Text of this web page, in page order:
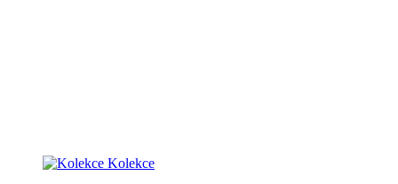
Kolekce